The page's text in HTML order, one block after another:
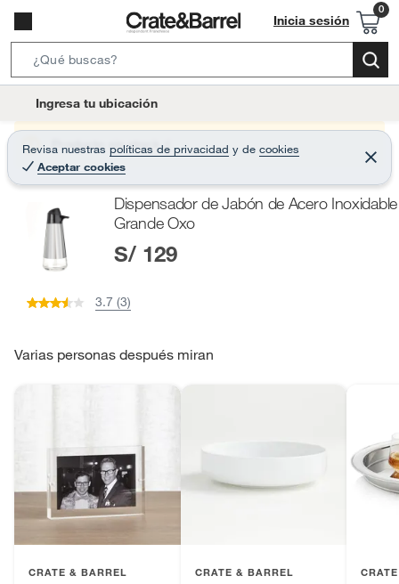
Inicia sesión
e
r
c
B
t
n
Ingresa tu ubicación
Revisa nuestras políticas de privacidad y de cookies
Aceptar cookies
C
e
r
a
r
Producto sin stock :(
Dispensador de Jabón de Acero Inoxidable
Grande Oxo
S/ 129
3.7 (3)
Varias personas después miran
CRATE & BARREL CRATE & BARREL